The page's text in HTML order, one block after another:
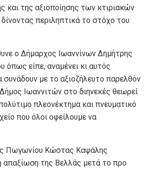
και της αξιοποίησης των κτιριακών
περιληπτικά το στόχο του
ο Δήμαρχος Ιωαννίνων Δημήτρης
όπως είπε, αναμένει κι αυτός
με το αξιοζήλευτο παρελθόν
Ιωαννιτών στο διηνεκές θεωρεί
πλεονέκτημα και πνευματικό
που όλοι οφείλουμε να
Πωγωνίου Κώστας Καψάλης
απαξίωση της Βελλάς μετά το προ